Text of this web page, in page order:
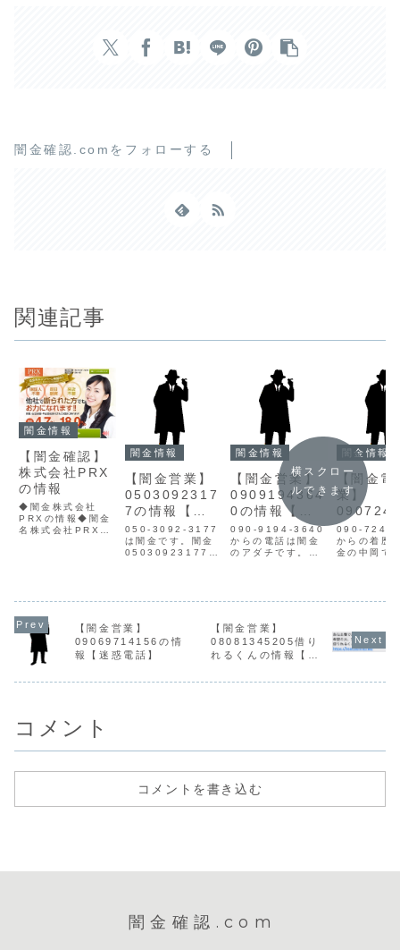
闇金確認.comをフォローする
関連記事
闇金情報
【闇金確認】
株式会社PRX
の情報
◆闇金株式会社
PRXの情報◆闇金
名株式会社PRX貸
絡先メール株式会
はすべてデタラメ
です。貸金業登録
はなく、所在地に
その会社もあり...
闇金情報
【闇金営業】
0503092317
7の情報【迷
惑電話】
050-3092-3177
は闇金です。闇金
05030923177の
信用情報がありま
せん。取り立て時
は攻撃的な言葉遣
いになり、嫌がら
常に悪質なヤ...
闇金情報
【闇金営業】
0909194364
0の情報【迷
惑電話】
090-9194-3640
からの電話は闇金
のアダチです。闇
元本の倍の利息を
要求してくるヤミ
金です。貸金業登
録もなく、信用情
取り立て時は攻撃
闇金情報
【闇金電
業】
5ナカオ
情報
090-
からの着歴
金の中岡で
が、約束は
せん。返済
また、ナカ
横スクロー
ルできます
【闇金営業】
09069714156の情
報【迷惑電話】
【闇金営業】
08081345205借り
れるくんの情報【迷
コメント
コメントを書き込む
闇金確認.com